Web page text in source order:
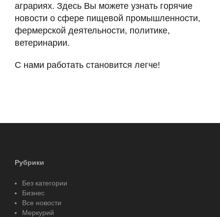
аграриях. Здесь Вы можете узнать горячие
новости о сфере пищевой промышленности,
фермерской деятельности, политике,
ветеринарии.
С нами работать становится легче!
Рубрики
Без категории
Бизнес
Все новости
Меркурий